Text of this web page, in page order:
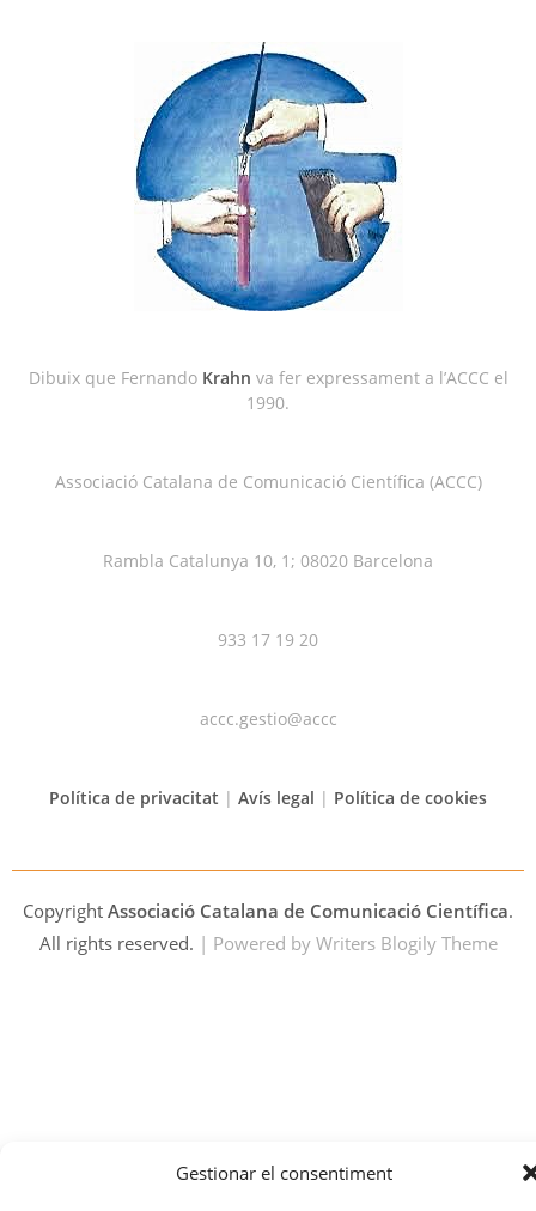
Gestionar el consentiment
Dibuix que Fernando Krahn va fer expressament a l’ACCC el
1990.
Associació Catalana de Comunicació Científica (ACCC)
Rambla Catalunya 10, 1; 08020 Barcelona
933 17 19 20
accc.gestio@accc
Política de privacitat | Avís legal | Política de cookies
Copyright Associació Catalana de Comunicació Científica.
All rights reserved. | Powered by Writers Blogily Theme